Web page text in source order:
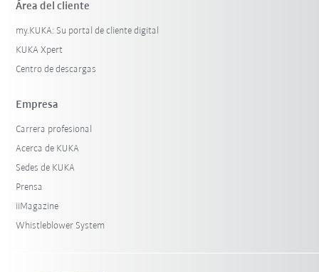
Área del cliente
my.KUKA: Su portal de cliente digital
KUKA Xpert
Centro de descargas
Empresa
Carrera profesional
Acerca de KUKA
Sedes de KUKA
Prensa
iiMagazine
Whistleblower System